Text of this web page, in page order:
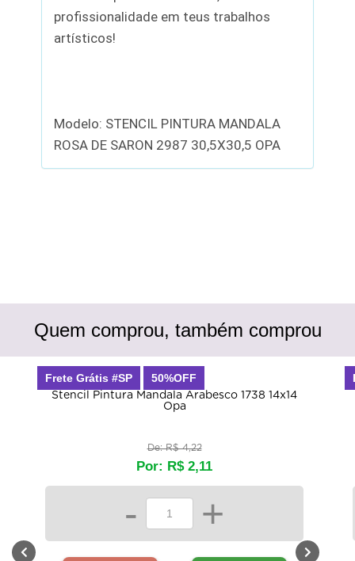
profissionalidade em teus trabalhos
artísticos!
Modelo: STENCIL PINTURA MANDALA
ROSA DE SARON 2987 30,5X30,5 OPA
Quem comprou, também comprou
Stencil Pintura Mandala Arabesco 1738 14x14
Opa
De: R$ 4,22
Por: R$ 2,11
- +
Frete Grátis #SP 50%OFF